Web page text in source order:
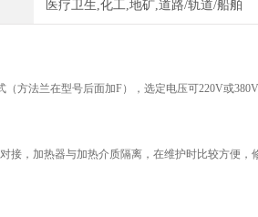
医疗卫生,化工,地矿,道路/轨道/船舶
方法兰在型号后面加F），选定电压可220V或
接，加热器与加热介质隔离，在维护时比较方便，